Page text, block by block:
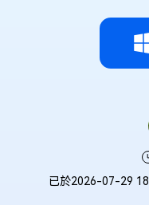
已於2026-07-29